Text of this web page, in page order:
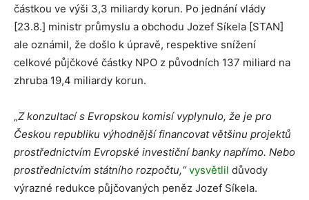
částkou ve výši 3,3 miliardy korun. Po jednání vlády
[23.8.] ministr průmyslu a obchodu Jozef Síkela [STAN]
ale oznámil, že došlo k úpravě, respektive snížení
celkové půjčkové částky NPO z původních 137 miliard na
zhruba 19,4 miliardy korun.
„Z konzultací s Evropskou komisí vyplynulo, že je pro
Českou republiku výhodnější financovat většinu projektů
prostřednictvím Evropské investiční banky napřímo. Nebo
prostřednictvím státního rozpočtu,“vysvětlil důvody
výrazné redukce půjčovaných peněz Jozef Síkela.